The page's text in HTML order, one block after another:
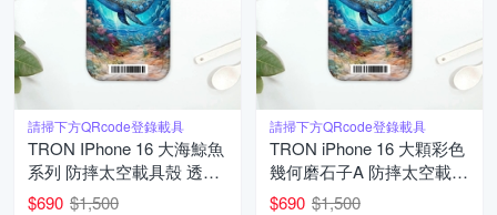
請掃下方QRcode登錄載具
TRON IPhone 16 大海鯨魚
系列 防摔太空載具殼 透黑
軟硬 手機殼
$690 $1,500
請掃下方QRcode登錄載具
TRON iPhone 16 大顆彩色
幾何磨石子A 防摔太空載具
殼 透白 軟硬 手機殼
$690 $1,500